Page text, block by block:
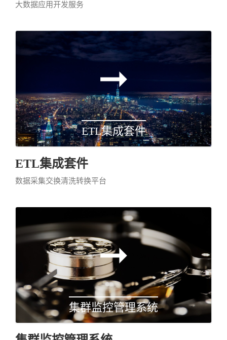
大数据应用开发服务
ETL集成套件
ETL集成套件
数据采集交换清洗转换平台
集群监控管理系统